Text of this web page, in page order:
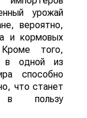
урожай
вероятно,
и кормовых
того,
в одной из
способно
что станет
в пользу